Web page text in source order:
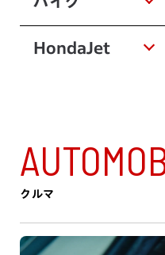
HondaJet
クルマ